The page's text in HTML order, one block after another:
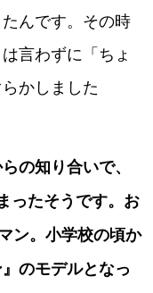
んです。その時
言わずに「ちょ
かしました
の知り合いで、
ったそうです。お
ン。小学校の頃か
のモデルとなっ